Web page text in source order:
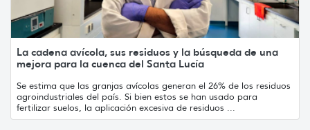
La cadena avícola, sus residuos y la búsqueda de una
mejora para la cuenca del Santa Lucía
Se estima que las granjas avícolas generan el 26% de los residuos
agroindustriales del país. Si bien estos se han usado para
fertilizar suelos, la aplicación excesiva de residuos ...